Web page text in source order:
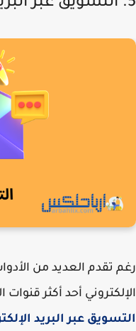
تقدم العديد من الأدوات
أحد أكثر قنوات
عبر البريد